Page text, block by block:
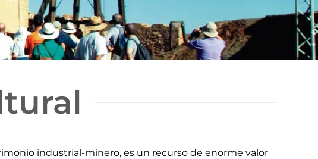
industrial-minero, es un recurso de enorme valor